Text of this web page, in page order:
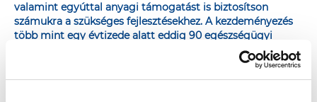
valamint egyúttal anyagi támogatást is biztosítson
számukra a szükséges fejlesztésekhez. A kezdeményezés
több mint egy évtizede alatt eddig 90 egészségügyi
intézmény kapott összesen több mint 480 millió forint